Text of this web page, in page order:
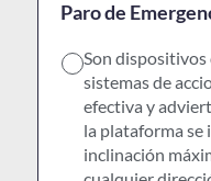
Paro de
Son
sistemas de
efectiva y
la plataforma se
inclinación